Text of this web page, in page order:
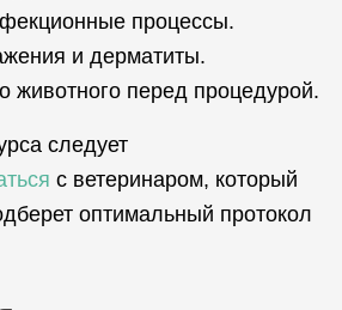
процессы.
и дерматиты.
животного перед процедурой.
следует
с ветеринаром, который
оптимальный протокол